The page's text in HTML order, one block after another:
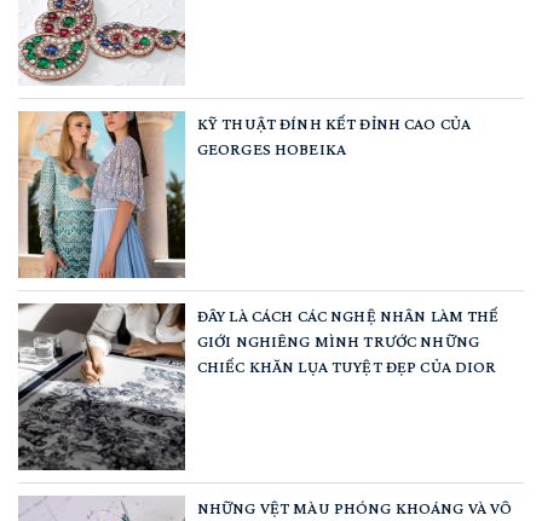
KỸ THUẬT ĐÍNH KẾT ĐỈNH CAO CỦA
GEORGES HOBEIKA
ĐÂY LÀ CÁCH CÁC NGHỆ NHÂN LÀM THẾ
GIỚI NGHIÊNG MÌNH TRƯỚC NHỮNG
CHIẾC KHĂN LỤA TUYỆT ĐẸP CỦA DIOR
NHỮNG VỆT MÀU PHÓNG KHOÁNG VÀ VÔ